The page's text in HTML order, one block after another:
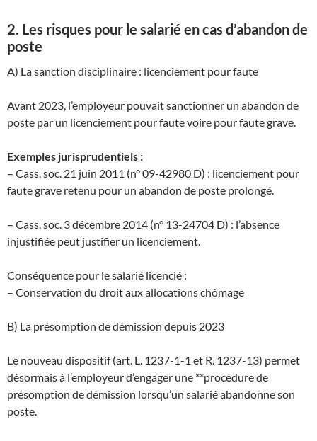
2. Les risques pour le salarié en cas d’abandon de
poste
A) La sanction disciplinaire : licenciement pour faute
Avant 2023, l’employeur pouvait sanctionner un abandon de
poste par un licenciement pour faute voire pour faute grave.
Exemples jurisprudentiels :
– Cass. soc. 21 juin 2011 (n° 09-42980 D) : licenciement pour
faute grave retenu pour un abandon de poste prolongé.
– Cass. soc. 3 décembre 2014 (n° 13-24704 D) : l’absence
injustifiée peut justifier un licenciement.
Conséquence pour le salarié licencié :
– Conservation du droit aux allocations chômage
B) La présomption de démission depuis 2023
Le nouveau dispositif (art. L. 1237-1-1 et R. 1237-13) permet
désormais à l’employeur d’engager une **procédure de
présomption de démission lorsqu’un salarié abandonne son
poste.